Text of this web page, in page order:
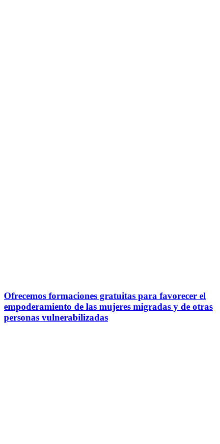
Ofrecemos formaciones gratuitas para favorecer el
empoderamiento de las mujeres migradas y de otras
personas vulnerabilizadas